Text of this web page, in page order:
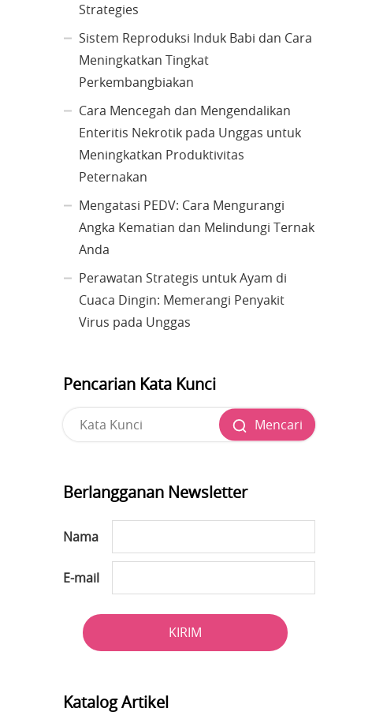
Strategies
Sistem Reproduksi Induk Babi dan Cara
Meningkatkan Tingkat
Perkembangbiakan
Cara Mencegah dan Mengendalikan
Enteritis Nekrotik pada Unggas untuk
Meningkatkan Produktivitas
Peternakan
Mengatasi PEDV: Cara Mengurangi
Angka Kematian dan Melindungi Ternak
Anda
Perawatan Strategis untuk Ayam di
Cuaca Dingin: Memerangi Penyakit
Virus pada Unggas
Pencarian Kata Kunci
Mencari
Berlangganan Newsletter
Nama
E-mail
KIRIM
Katalog Artikel